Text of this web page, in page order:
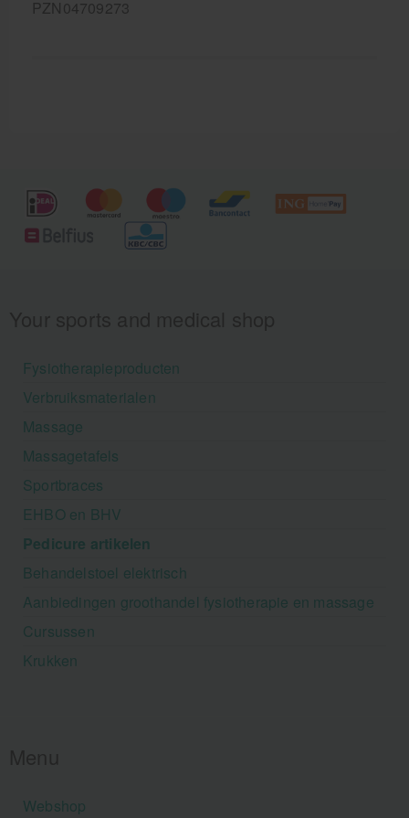
PZN04709273
Fysiotherapieproducten
Verbruiksmaterialen
Massage
Massagetafels
Sportbraces
EHBO en BHV
Pedicure artikelen
Behandelstoel elektrisch
Aanbiedingen groothandel fysiotherapie en massage
Cursussen
Krukken
Webshop